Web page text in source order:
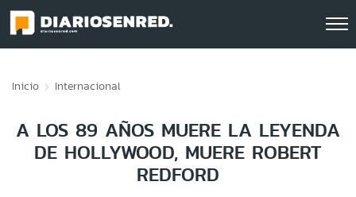
Inicio Internacional
A LOS 89 AÑOS MUERE LA LEYENDA
DE HOLLYWOOD, MUERE ROBERT
REDFORD